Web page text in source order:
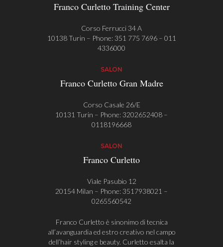
Franco Curletto Training Center
Corso Ferrucci 34 A
10138 Turin – Phone:351 775 7696– 011
4336000
SALON
Franco Curletto Gran Madre
Corso Casale 26/E
10131 Turin – Phone:3202652408 –
0118196668
SALON
Franco Curletto
Viale Pasubio 12
20154 Milan – Phone:3517938021 –
0265560542
Franco Curletto è sinonimo di tecnica
all’avanguardia ed estro creativo nel campo
dell’hair styling e beauty. Curletto esalta la